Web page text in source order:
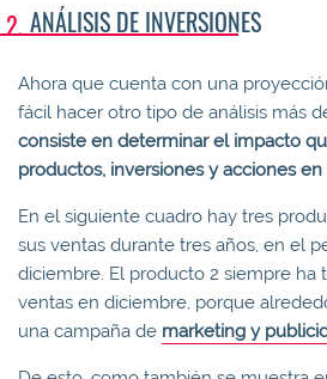
ANÁLISIS DE INVERSIONES
Ahora que cuenta con una
fácil hacer otro tipo de análisis más
consiste en determinar el impacto
productos, inversiones y acciones en
En el siguiente cuadro hay tres
sus ventas durante tres años, en el
diciembre. El producto 2 siempre ha
ventas en diciembre, porque
una campaña de marketing y